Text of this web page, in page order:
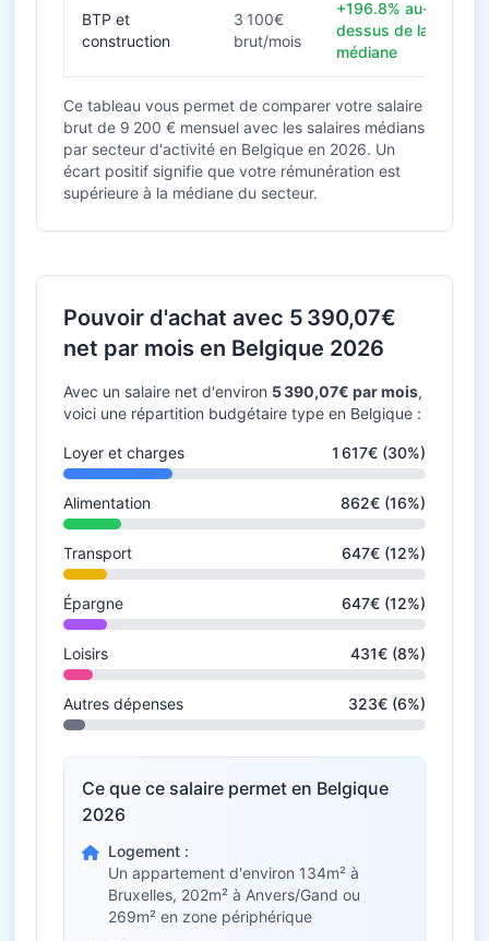
BTP et
construction
3 100€
brut/mois
+196.8% au-
dessus de la
médiane
Ce tableau vous permet de comparer votre salaire
brut de 9 200 € mensuel avec les salaires médians
par secteur d'activité en Belgique en 2026. Un
écart positif signifie que votre rémunération est
supérieure à la médiane du secteur.
Pouvoir d'achat avec 5 390,07€
net par mois en Belgique 2026
Avec un salaire net d'environ 5 390,07€ par mois,
voici une répartition budgétaire type en Belgique :
Loyer et charges 1 617€ (30%)
Alimentation 862€ (16%)
Transport 647€ (12%)
Épargne 647€ (12%)
Loisirs 431€ (8%)
Autres dépenses 323€ (6%)
Ce que ce salaire permet en Belgique
2026
Logement :
Un appartement d'environ 134m² à
Bruxelles, 202m² à Anvers/Gand ou
269m² en zone périphérique